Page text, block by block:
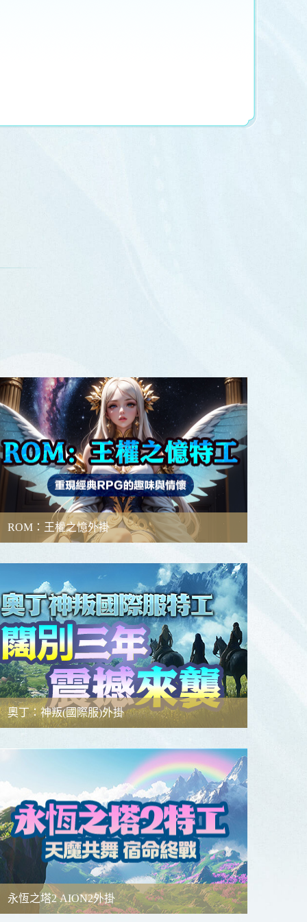
ROM：王權之憶外掛
功能簡介 功能教學 檔案下載
影片展示 外掛專頁
奧丁：神叛(國際服)外掛
功能簡介 使用教學 檔案下載
外掛專頁
永恆之塔2 AION2外掛